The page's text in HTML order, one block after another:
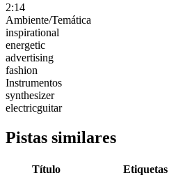
2:14
Ambiente/Temática
inspirational
energetic
advertising
fashion
Instrumentos
synthesizer
electricguitar
Pistas similares
Título Etiquetas